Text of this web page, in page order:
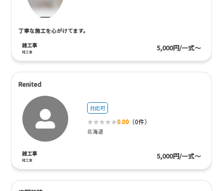
丁寧な施工を心がけてます。
雑工事
雑工事 5,000円/一式～
Renited
対応可
0.00 （0件）
北海道
雑工事
雑工事 5,000円/一式～